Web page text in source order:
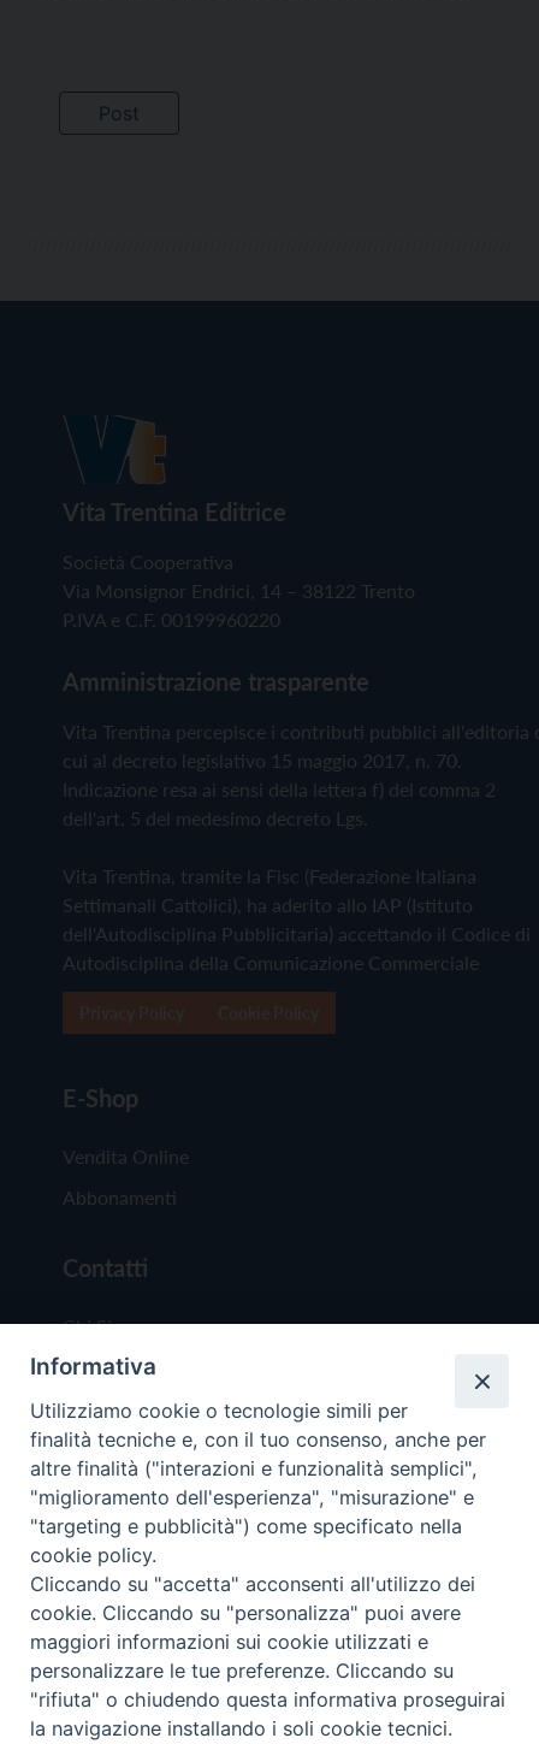
Vita Trentina Editrice
Società Cooperativa
Via Monsignor Endrici, 14 – 38122 Trento
P.IVA e C.F. 00199960220
Amministrazione trasparente
Vita Trentina percepisce i contributi pubblici all'editoria
cui al decreto legislativo 15 maggio 2017, n. 70.
Indicazione resa ai sensi della lettera f) del comma 2
dell'art. 5 del medesimo decreto Lgs.
Vita Trentina, tramite la Fisc (Federazione Italiana
Settimanali Cattolici), ha aderito allo IAP (Istituto
dell'Autodisciplina Pubblicitaria) accettando il Codice di
Autodisciplina della Comunicazione Commerciale
E-Shop
Vendita Online
Abbonamenti
Contatti
Chi Siamo
Redazione
Scrivici
Copyright © 2019 - Tutti i diritti riservati - Vita
Trentina Editrice
Privacy Policy
Torna
Informativa
Utilizziamo cookie o tecnologie simili per
finalità tecniche e, con il tuo consenso, anche per
altre finalità ("interazioni e funzionalità semplici",
"miglioramento dell'esperienza", "misurazione" e
"targeting e pubblicità") come specificato nella
cookie policy.
Cliccando su "accetta" acconsenti all'utilizzo dei
cookie. Cliccando su "personalizza" puoi avere
maggiori informazioni sui cookie utilizzati e
personalizzare le tue preferenze. Cliccando su
"rifiuta" o chiudendo questa informativa proseguirai
la navigazione installando i soli cookie tecnici.